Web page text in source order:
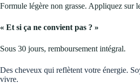
Formule légère non grasse. Appliquez sur
« Et si ça ne convient pas ? »
Sous 30 jours, remboursement intégral.
Des cheveux qui reflètent votre énergie.
vivre.